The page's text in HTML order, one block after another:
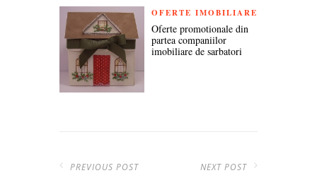
OFERTE IMOBILIARE
Oferte promotionale din
partea companiilor
imobiliare de sarbatori
PREVIOUS POST NEXT POST